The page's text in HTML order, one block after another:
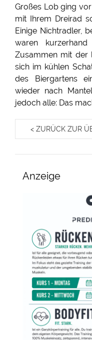
Großes Lob ging
mit Ihrem Dreirad
Einige Nichtradler,
waren
Zusammen mit der
sich im kühlen
des Biergartens
wieder nach
jedoch alle: Das
< ZURÜCK ZUR
Anzeige